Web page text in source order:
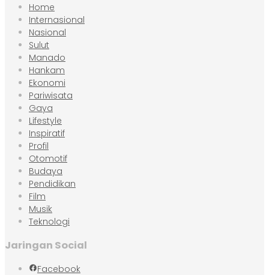
Home
Internasional
Nasional
Sulut
Manado
Hankam
Ekonomi
Pariwisata
Gaya
Lifestyle
Inspiratif
Profil
Otomotif
Budaya
Pendidikan
Film
Musik
Teknologi
Jaringan Social
Facebook